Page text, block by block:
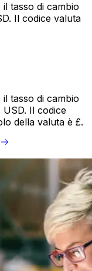
tasso di cambio
Il codice valuta
tasso di cambio
Il codice
della valuta è £.